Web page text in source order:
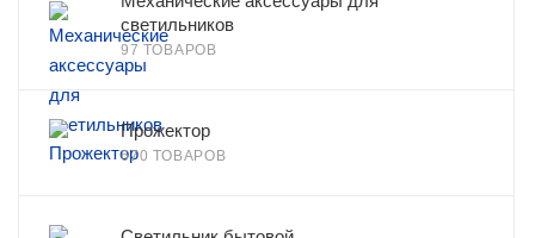
светильников
97 ТОВАРОВ
Прожектор
670 ТОВАРОВ